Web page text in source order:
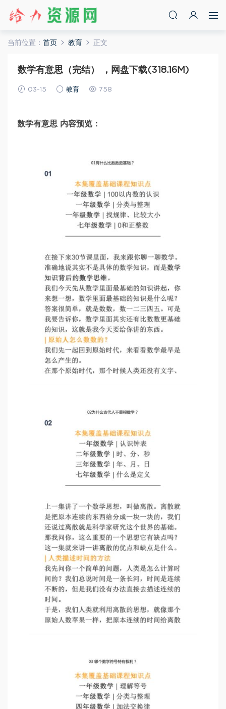
当前位置： 首页 教育 正文
数学有意思（完结） ，网盘下载(318.16M)
03-15 教育 758
数学有意思 内容预览：